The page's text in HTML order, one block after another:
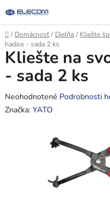
na
obsah
Domov
/ Domácnosť / Dielňa / Kliešte
hadice - sada 2 ks
Kliešte na
- sada 2 ks
Priemerné
hodnotenie
Neohodnotené Podrobnosti
Značka: YATO